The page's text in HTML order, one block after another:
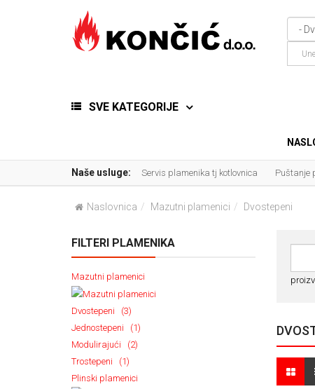
SVE KATEGORIJE
Naše usluge: Servis plamenika tj kotlovnica Puštanje
Naslovnica Mazutni plamenici Dvostepeni
FILTERI PLAMENIKA
Mazutni plamenici
Dvostepeni (3)
Jednostepeni (1)
Modulirajući (2)
Trostepeni (1)
Plinski plamenici